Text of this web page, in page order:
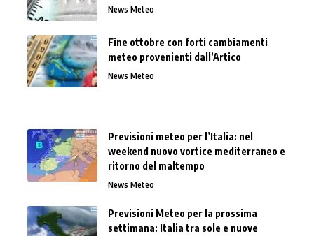
News Meteo
Fine ottobre con forti cambiamenti
meteo provenienti dall’Artico
News Meteo
Previsioni meteo per l’Italia: nel
weekend nuovo vortice mediterraneo e
ritorno del maltempo
News Meteo
Previsioni Meteo per la prossima
settimana: Italia tra sole e nuove